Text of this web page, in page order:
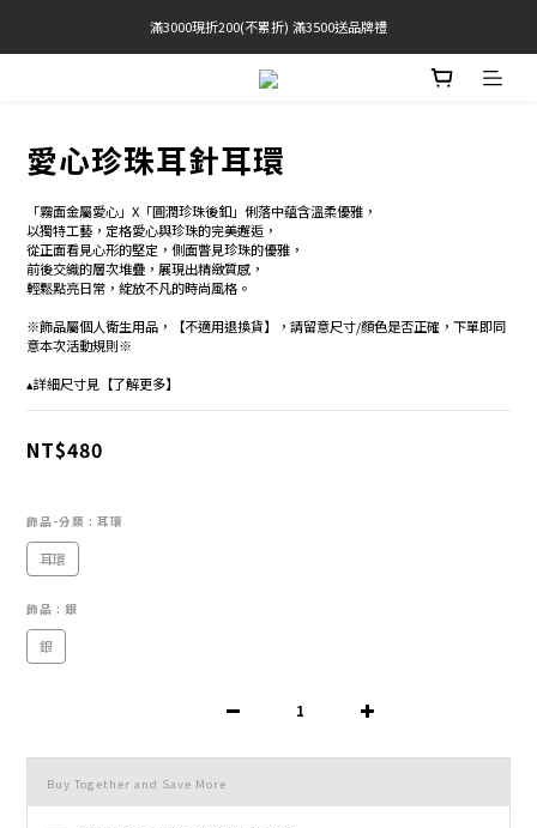
官網限定! 滿千免運(僅限台灣本島)
滿3000現折200(不累折) 滿3500送品牌禮
Free Shipping On Orders Over $2000 (TW Only)
愛心珍珠耳針耳環
「霧面金屬愛心」X「圓潤珍珠後釦」俐落中蘊含溫柔優雅，
以獨特工藝，定格愛心與珍珠的完美邂逅，
從正面看見心形的堅定，側面瞥見珍珠的優雅，
前後交織的層次堆疊，展現出精緻質感，
輕鬆點亮日常，綻放不凡的時尚風格。
※飾品屬個人衛生用品，【不適用退換貨】，請留意尺寸/顏色是否正確，下單即同
意本次活動規則※
▴詳細尺寸見【了解更多】
NT$480
飾品-分類 : 耳環
耳環
飾品 : 銀
銀
Buy Together and Save More